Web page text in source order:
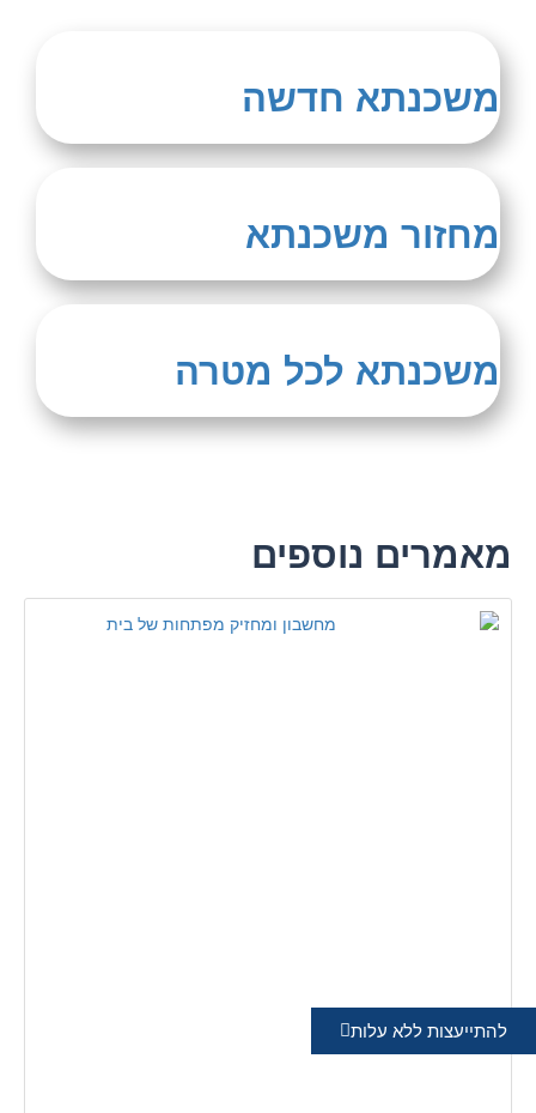
להתייעצות ללא עלות
משכנתא חדשה
מחזור משכנתא
משכנתא לכל מטרה
מאמרים נוספים